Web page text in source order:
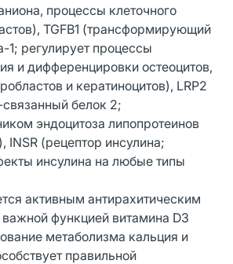
процессы клеточного
TGFB1 (трансформирующий
1; регулирует процессы
и дифференцировки остеоцитов,
и кератиноцитов), LRP2
белок 2;
эндоцитоза липопротеинов
INSR (рецептор инсулина;
инсулина на любые типы
активным антирахитическим
функцией витамина D3
метаболизма кальция и
правильной